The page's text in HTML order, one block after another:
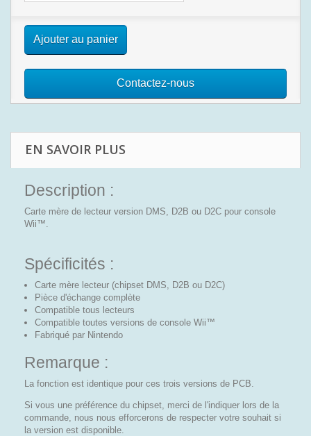
Ajouter au panier
Contactez-nous
EN SAVOIR PLUS
Description :
Carte mère de lecteur version DMS, D2B ou D2C pour console
Wii™.
Spécificités :
Carte mère lecteur (chipset DMS, D2B ou D2C)
Pièce d'échange complète
Compatible tous lecteurs
Compatible toutes versions de console Wii™
Fabriqué par Nintendo
Remarque :
La fonction est identique pour ces trois versions de PCB.
Si vous une préférence du chipset, merci de l'indiquer lors de la
commande, nous nous efforcerons de respecter votre souhait si
la version est disponible.